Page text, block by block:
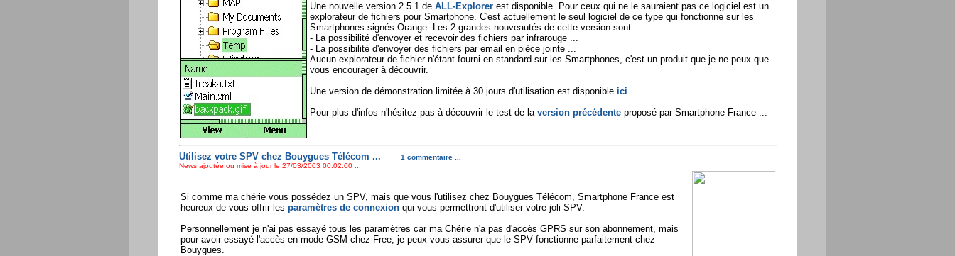
Une nouvelle version 2.5.1 de ALL-Explorerest disponible. Pour ceux qui ne le sauraient pas ce logiciel est un
explorateur de fichiers pour Smartphone. C'est actuellement le seul logiciel de ce type qui fonctionne sur les
Smartphones signés Orange. Les 2 grandes nouveautés de cette version sont :
- La possibilité d'envoyer et recevoir des fichiers par infrarouge ...
- La possibilité d'envoyer des fichiers par email en pièce jointe ...
Aucun explorateur de fichier n'étant fourni en standard sur les Smartphones, c'est un produit que je ne peux que
vous encourager à découvrir.
Une version de démonstration limitée à 30 jours d'utilisation est disponible ici.
Pour plus d'infos n'hésitez pas à découvrir le test de la version précédenteproposé par Smartphone France ...
Utilisez votre SPV chez Bouygues Télécom ... -
1 commentaire ...
News ajoutée ou mise à jour le 27/03/2003 00:02:00 ...
Si comme ma chérie vous possédez un SPV, mais que vous l'utilisez chez Bouygues Télécom, Smartphone France est
heureux de vous offrir les paramètres de connexionqui vous permettront d'utiliser votre joli SPV.
Personnellement je n'ai pas essayé tous les paramètres car ma Chérie n'a pas d'accès GPRS sur son abonnement, mais
pour avoir essayé l'accès en mode GSM chez Free, je peux vous assurer que le SPV fonctionne parfaitement chez
Bouygues.